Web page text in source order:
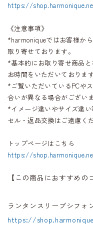
https://
《注意事項》
*harmoniqueではお客様か
取り寄せております。
*基本的にお取り寄せ商品と
お時間をいただいております
*ご覧いただいているPCや
合いが異なる場合がございま
*イメージ違いやサイズ違
セル・返品交換はご遠慮く
トップページはこちら
https://
【この商品におすすめの
ランタンスリーブシフォ
https://